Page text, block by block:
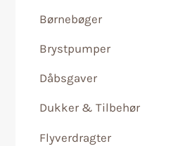
Børnebøger
Brystpumper
Dåbsgaver
Dukker & Tilbehør
Flyverdragter